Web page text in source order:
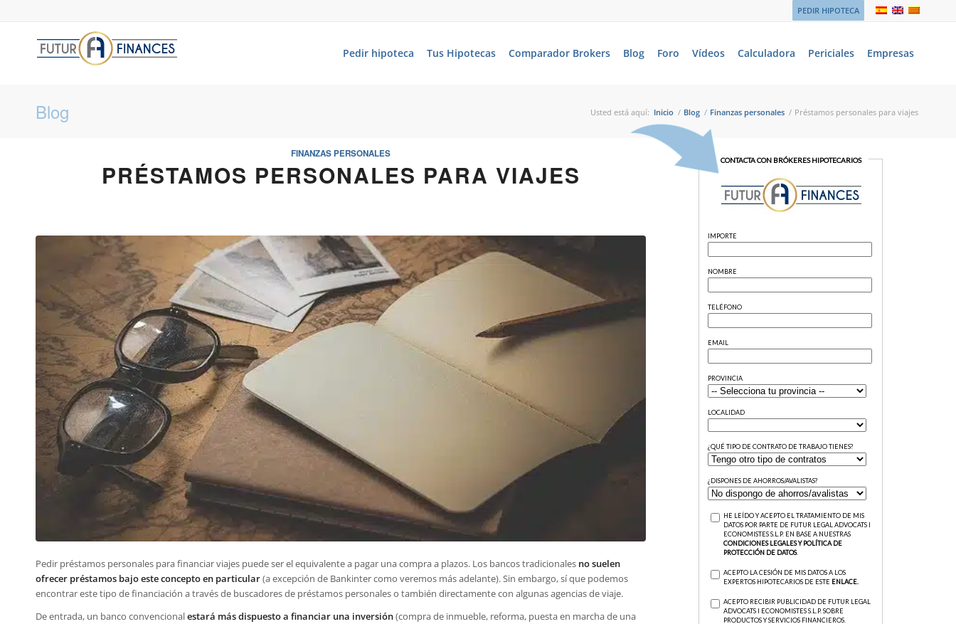
PEDIR HIPOTECA
Pedir hipoteca Tus Hipotecas Comparador Brokers Blog Foro Vídeos Calculadora Periciales Empresas
Blog Usted está aquí: Inicio / Blog / Finanzas personales / Préstamos personales para viajes
FINANZAS PERSONALES
PRÉSTAMOS PERSONALES PARA VIAJES
Pedir préstamos personales para financiar viajes puede ser el equivalente a pagar una compra a plazos. Los bancos tradicionales no suelen
ofrecer préstamos bajo este concepto en particular(a excepción de Bankinter como veremos más adelante). Sin embargo, sí que podemos
encontrar este tipo de financiación a través de buscadores de préstamos personales o también directamente con algunas agencias de viaje.
De entrada, un banco convencionalestará más dispuesto a financiar una inversión(compra de inmueble, reforma, puesta en marcha de una